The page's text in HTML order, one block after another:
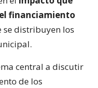
financiamiento
se distribuyen los
central a discutir
de los